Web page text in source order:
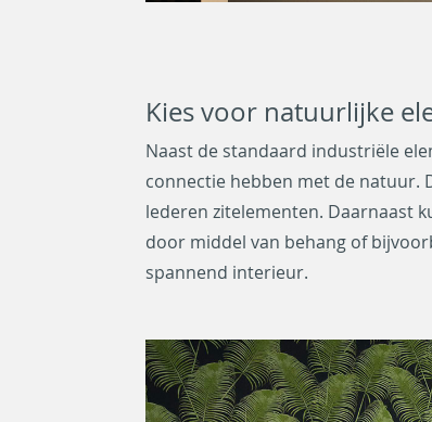
Kies voor natuurlijke
Naast de standaard industriële
connectie hebben met de natuur.
lederen zitelementen. Daarnaast
door middel van behang of
spannend interieur.